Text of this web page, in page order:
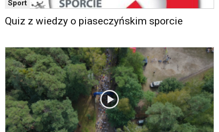
Sport
Quiz z wiedzy o piaseczyńskim sporcie